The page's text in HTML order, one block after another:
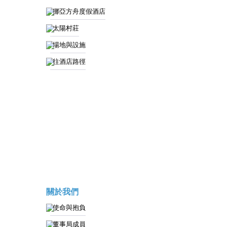
挪亞方舟度假酒店
太陽村莊
場地與設施
往酒店路徑
關於我們
使命與抱負
董事局成員